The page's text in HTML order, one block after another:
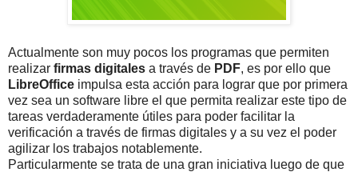
Actualmente son muy pocos los programas que permiten
realizar firmas digitales a través de PDF, es por ello que
LibreOffice impulsa esta acción para lograr que por primera
vez sea un software libre el que permita realizar este tipo de
tareas verdaderamente útiles para poder facilitar la
verificación a través de firmas digitales y a su vez el poder
agilizar los trabajos notablemente.
Particularmente se trata de una gran iniciativa luego de que